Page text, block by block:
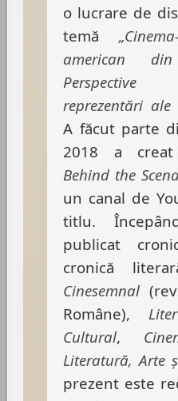
o lucrare de
temă
american
reprezentări
A făcut parte
2018 a
Behind the
un canal de
titlu.
publicat
cronică
Cinesemnal
Române),
Cultural,
Literatură, Arte
prezent este